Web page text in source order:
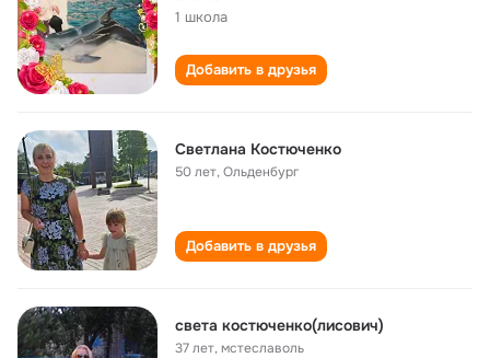
1 школа
Добавить в друзья
Светлана Костюченко
50 лет,Ольденбург
Добавить в друзья
света костюченко(лисович)
37 лет,мстеславоль